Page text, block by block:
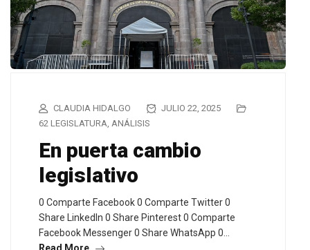
CLAUDIA HIDALGO
JULIO 22, 2025
62 LEGISLATURA ANÁLISIS
En puerta cambio
legislativo
0 Comparte Facebook 0 Comparte Twitter 0
Share LinkedIn 0 Share Pinterest 0 Comparte
Facebook Messenger 0 Share WhatsApp 0…
Read More